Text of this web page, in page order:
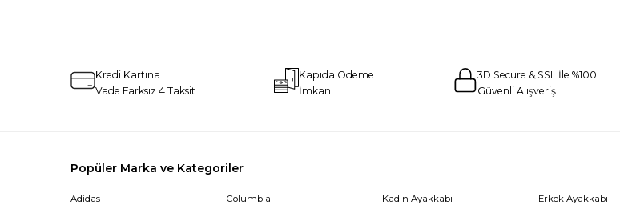
Kredi Kartına
Vade Farksız 4 Taksit
Kapıda Ödeme
İmkanı
3D Secure & SSL İle %100
Güvenli Alışveriş
Popüler Marka ve Kategoriler
Adidas
Columbia
Kadın Ayakkabı
Erkek Ayakkabı